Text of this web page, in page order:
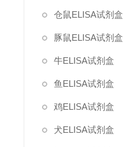
仓鼠ELISA试剂盒
豚鼠ELISA试剂盒
牛ELISA试剂盒
鱼ELISA试剂盒
鸡ELISA试剂盒
犬ELISA试剂盒